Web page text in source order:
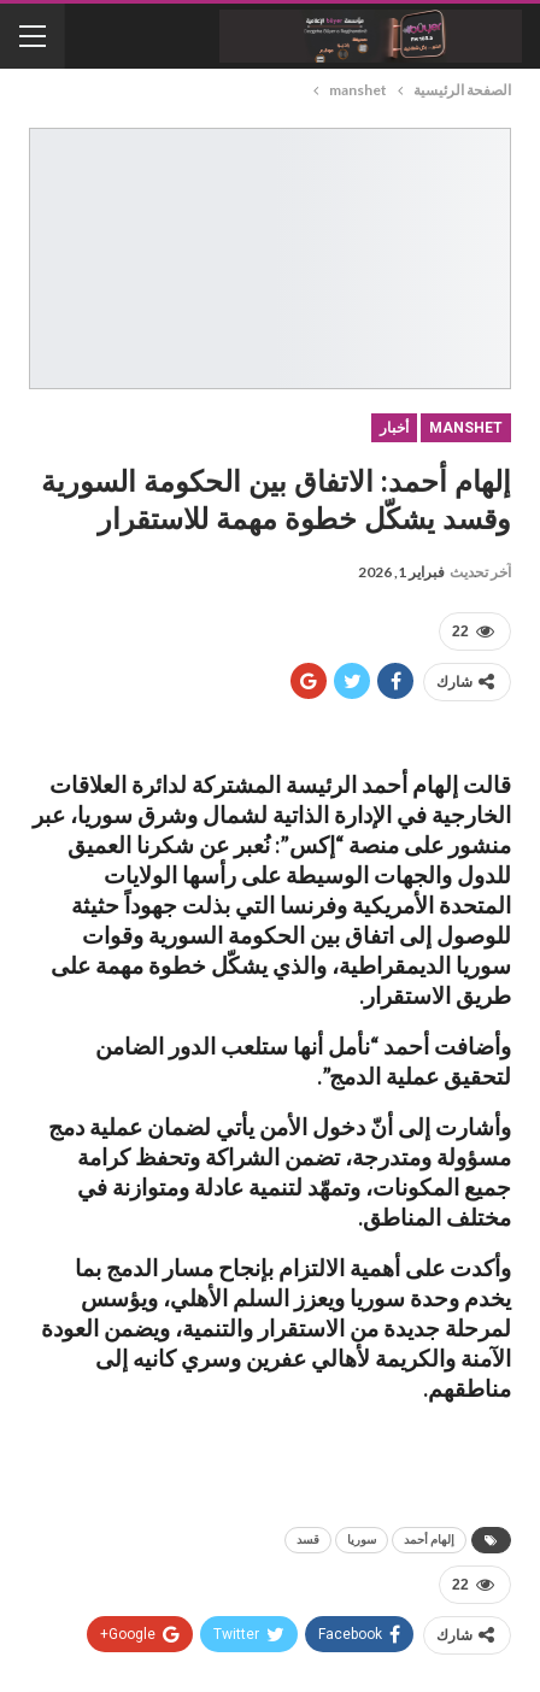
الصفحة الرئيسية manshet
MANSHET أخبار
إلهام أحمد: الاتفاق بين الحكومة السورية
وقسد يشكّل خطوة مهمة للاستقرار
آخر تحديث فبراير 1, 2026
22
شارك
قالت إلهام أحمد الرئيسة المشتركة لدائرة العلاقات
الخارجية في الإدارة الذاتية لشمال وشرق سوريا، عبر
منشور على منصة “إكس”: نُعبر عن شكرنا العميق
للدول والجهات الوسيطة على رأسها الولايات
المتحدة الأمريكية وفرنسا التي بذلت جهوداً حثيثة
للوصول إلى اتفاق بين الحكومة السورية وقوات
سوريا الديمقراطية، والذي يشكّل خطوة مهمة على
طريق الاستقرار.
وأضافت أحمد “نأمل أنها ستلعب الدور الضامن
لتحقيق عملية الدمج”.
وأشارت إلى أنّ دخول الأمن يأتي لضمان عملية دمج
مسؤولة ومتدرجة، تضمن الشراكة وتحفظ كرامة
جميع المكونات، وتمهّد لتنمية عادلة ومتوازنة في
مختلف المناطق.
وأكدت على أهمية الالتزام بإنجاح مسار الدمج بما
يخدم وحدة سوريا ويعزز السلم الأهلي، ويؤسس
لمرحلة جديدة من الاستقرار والتنمية، ويضمن العودة
الآمنة والكريمة لأهالي عفرين وسري كانيه إلى
مناطقهم.
إلهام أحمد سوريا قسد
22
شارك Facebook
Twitter
Google+